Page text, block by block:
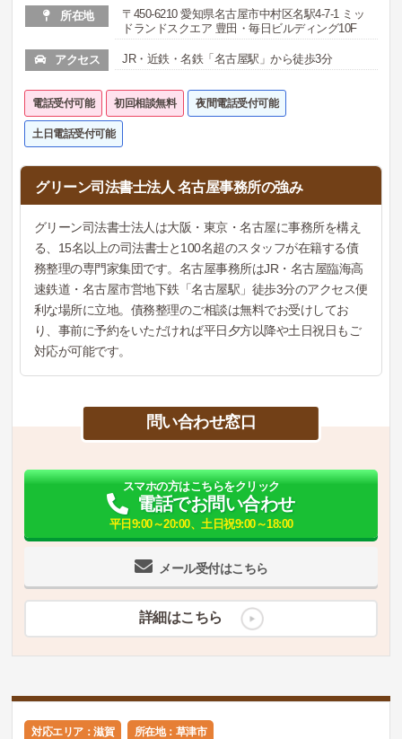
所在地
〒450-6210 愛知県名古屋市中村区名駅4-7-1 ミッ
ドランドスクエア 豊田・毎日ビルディング10F
アクセス JR・近鉄・名鉄「名古屋駅」から徒歩3分
電話受付可能 初回相談無料 夜間電話受付可能
土日電話受付可能
グリーン司法書士法人 名古屋事務所の強み
グリーン司法書士法人は大阪・東京・名古屋に事務所を構え
る、15名以上の司法書士と100名超のスタッフが在籍する債
務整理の専門家集団です。名古屋事務所はJR・名古屋臨海高
速鉄道・名古屋市営地下鉄「名古屋駅」徒歩3分のアクセス便
利な場所に立地。債務整理のご相談は無料でお受けしてお
り、事前に予約をいただければ平日夕方以降や土日祝日もご
対応が可能です。
問い合わせ窓口
メール受付はこちら
スマホの方はこちらをクリック
電話でお問い合わせ
平日9:00～20:00、土日祝9:00～18:00
詳細はこちら
対応エリア：滋賀 所在地：草津市